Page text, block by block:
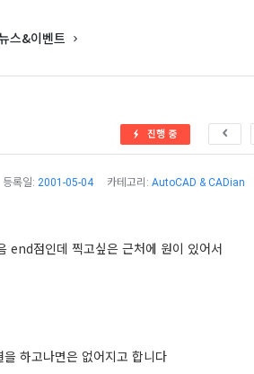
스&이벤트
진행 중
등록일: 2001-05-04 카테고리: AutoCAD & CADian
점인데 찍고싶은 근처에 원이 있어서
하고나면은 없어지고 합니다